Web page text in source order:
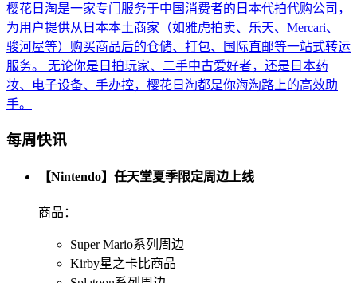
樱花日淘是一家专门服务于中国消费者的日本代拍代购公司，
为用户提供从日本本土商家（如雅虎拍卖、乐天、Mercari、
骏河屋等）购买商品后的仓储、打包、国际直邮等一站式转运
服务。 无论你是日拍玩家、二手中古爱好者，还是日本药
妆、电子设备、手办控，樱花日淘都是你海淘路上的高效助
手。
每周快讯
【Nintendo】任天堂夏季限定周边上线
商品：
Super Mario系列周边
Kirby星之卡比商品